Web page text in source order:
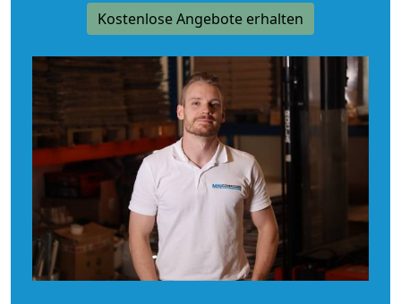
Kostenlose Angebote erhalten